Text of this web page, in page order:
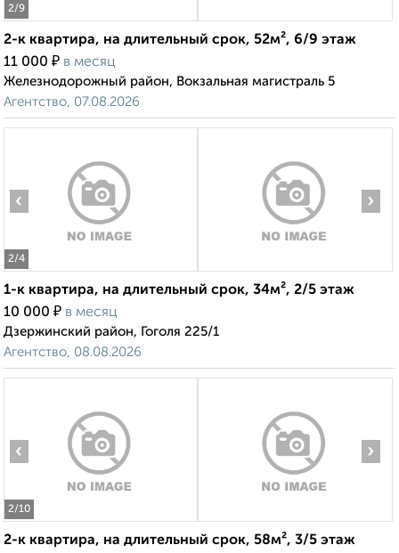
2/9
2-к квартира, на длительный срок, 52м², 6/9 этаж
11 000 ₽ в месяц
Железнодорожный район, Вокзальная магистраль 5
Агентство, 07.08.2026
2/4
‹ ›
1-к квартира, на длительный срок, 34м², 2/5 этаж
10 000 ₽ в месяц
Дзержинский район, Гоголя 225/1
Агентство, 08.08.2026
2/10
‹ ›
2-к квартира, на длительный срок, 58м², 3/5 этаж